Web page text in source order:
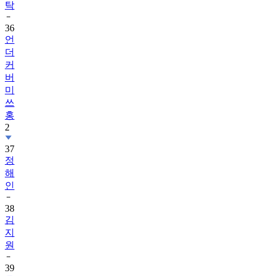
36
언
더
커
버
미
쓰
홍
2
37
정
해
인
38
김
지
원
39
모
범